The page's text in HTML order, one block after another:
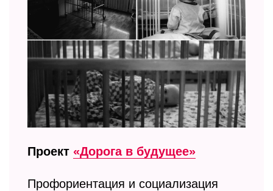
Проект «Дорога в будущее»
Профориентация и социализация